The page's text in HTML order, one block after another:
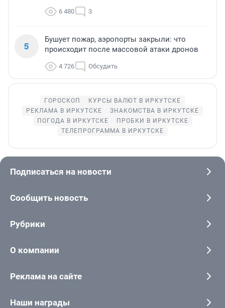
6 480 3
5
Бушует пожар, аэропорты закрыли: что
происходит после массовой атаки дронов
4 726 Обсудить
ГОРОСКОП
КУРСЫ ВАЛЮТ В ИРКУТСКЕ
РЕКЛАМА В ИРКУТСКЕ
ЗНАКОМСТВА В ИРКУТСКЕ
ПОГОДА В ИРКУТСКЕ
ПРОБКИ В ИРКУТСКЕ
ТЕЛЕПРОГРАММА В ИРКУТСКЕ
Подписаться на новости
Сообщить новость
Рубрики
О компании
Реклама на сайте
Наши награды